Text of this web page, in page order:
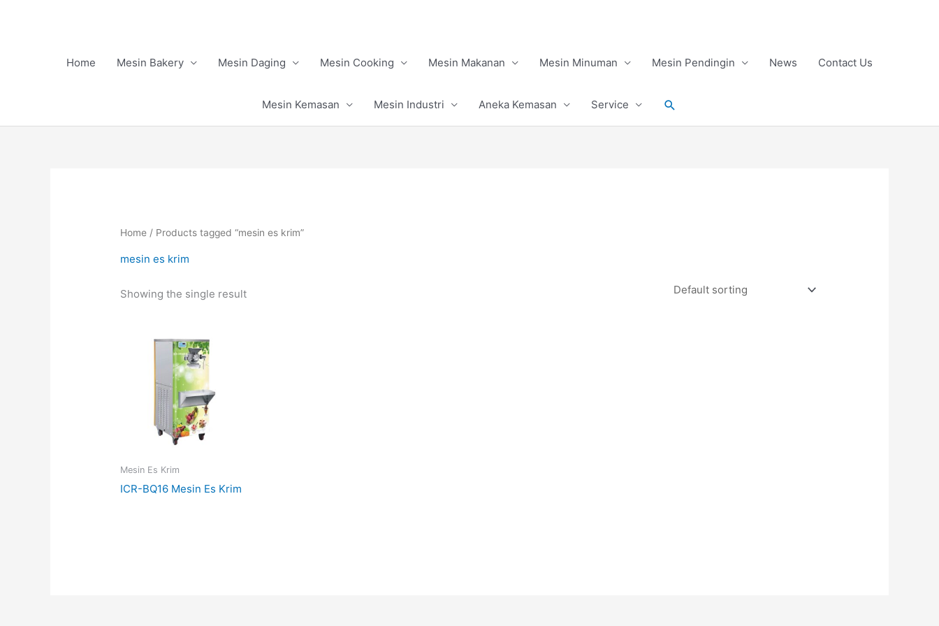
Home
Mesin Bakery Mesin Daging Mesin Cooking Mesin Makanan Mesin Minuman Mesin Pendingin News Contact Us
Mesin Kemasan Mesin Industri Aneka Kemasan Service Search
Home / Products tagged “mesin es krim”
mesin es krim
Showing the single result
Mesin Es Krim
ICR-BQ16 Mesin Es Krim